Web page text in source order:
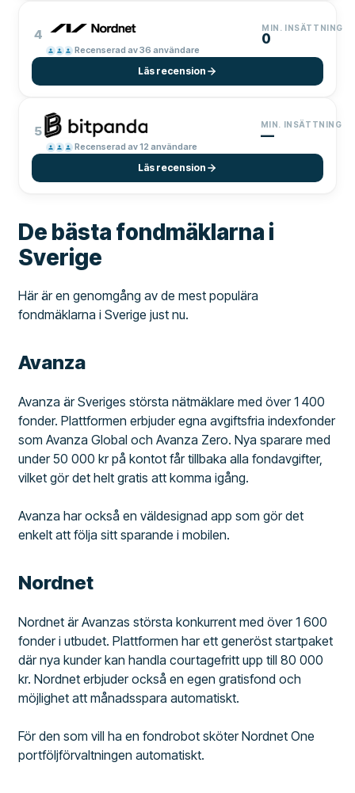
4
Recenserad av 36 användare
MIN. INSÄTTNING
0
Läs recension
5
Recenserad av 12 användare
MIN. INSÄTTNING
—
Läs recension
De bästa fondmäklarna i
Sverige
Här är en genomgång av de mest populära
fondmäklarna i Sverige just nu.
Avanza
Avanza är Sveriges största nätmäklare med över 1 400
fonder. Plattformen erbjuder egna avgiftsfria indexfonder
som Avanza Global och Avanza Zero. Nya sparare med
under 50 000 kr på kontot får tillbaka alla fondavgifter,
vilket gör det helt gratis att komma igång.
Avanza har också en väldesignad app som gör det
enkelt att följa sitt sparande i mobilen.
Nordnet
Nordnet är Avanzas största konkurrent med över 1 600
fonder i utbudet. Plattformen har ett generöst startpaket
där nya kunder kan handla courtagefritt upp till 80 000
kr. Nordnet erbjuder också en egen gratisfond och
möjlighet att månadsspara automatiskt.
För den som vill ha en fondrobot sköter Nordnet One
portföljförvaltningen automatiskt.